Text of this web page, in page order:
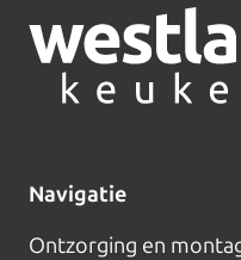
Navigatie
Ontzorging en